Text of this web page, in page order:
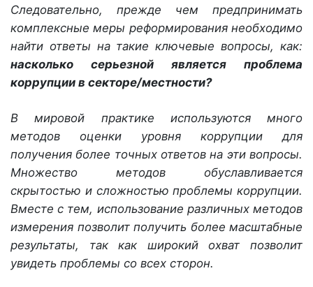
Следовательно, прежде чем предпринимать
комплексные меры реформирования необходимо
найти ответы на такие ключевые вопросы, как:
насколько серьезной является проблема
коррупции в секторе/местности?
В мировой практике используются много
методов оценки уровня коррупции для
получения более точных ответов на эти вопросы.
Множество методов обуславливается
скрытостью и сложностью проблемы коррупции.
Вместе с тем, использование различных методов
измерения позволит получить более масштабные
результаты, так как широкий охват позволит
увидеть проблемы со всех сторон.